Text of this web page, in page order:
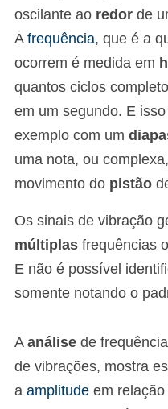
oscilante ao redor de
A frequência, que é a
ocorrem é medida em
quantos ciclos
em um segundo. E
exemplo com um
uma nota, ou
movimento do pistão
Os sinais de vibração
múltiplas frequências
E não é possível
somente notando o
A análise de
de vibrações, mostra
a amplitude em